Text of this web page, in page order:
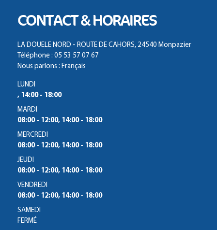
CONTACT & HORAIRES
LA DOUELE NORD - ROUTE DE CAHORS, 24540 Monpazier
Téléphone : 05 53 57 07 67
Nous parlons : Français
LUNDI
, 14:00 - 18:00
MARDI
08:00 - 12:00, 14:00 - 18:00
MERCREDI
08:00 - 12:00, 14:00 - 18:00
JEUDI
08:00 - 12:00, 14:00 - 18:00
VENDREDI
08:00 - 12:00, 14:00 - 18:00
SAMEDI
FERMÉ